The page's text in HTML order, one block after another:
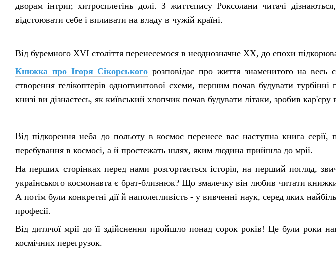
дворам інтриг, хитросплетінь долі. З життєпису Роксолани читачі
відстоювати себе і впливати на владу в чужій країні.
Від буремного XVI століття перенесемося в неоднозначне XX, до епохи
Книжка про Ігоря Сікорського розповідає про життя знаменитого на весь
створення гелікоптерів одногвинтової схеми, першим почав будувати
книзі ви дізнаєтесь, як київський хлопчик почав будувати літаки, зробив
Від підкорення неба до польоту в космос перенесе вас наступна книга серії,
перебування в космосі, а й простежать шлях, яким людина прийшла до мрії.
На перших сторінках перед нами розгортається історія, на перший погляд,
українського космонавта є брат-близнюк? Що змалечку він любив читати
А потім були конкретні дії й наполегливість - у вивченні наук, серед яких
професії.
Від дитячої мрії до її здійснення пройшло понад сорок років! Це були роки
космічних перегрузок.